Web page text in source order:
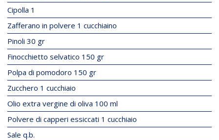
Cipolla 1
Zafferano in polvere 1 cucchiaino
Pinoli 30 gr
Finocchietto selvatico 150 gr
Polpa di pomodoro 150 gr
Zucchero 1 cucchiaio
Olio extra vergine di oliva 100 ml
Polvere di capperi essiccati 1 cucchiaio
Sale q.b.